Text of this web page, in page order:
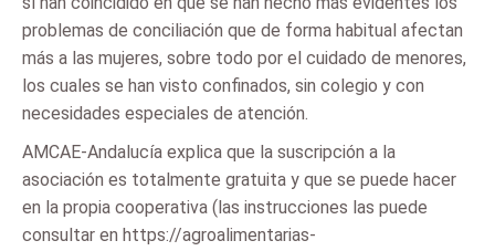
problemas de conciliación que de forma habitual afectan
más a las mujeres, sobre todo por el cuidado de menores,
los cuales se han visto confinados, sin colegio y con
necesidades especiales de atención.
AMCAE-Andalucía explica que la suscripción a la
asociación es totalmente gratuita y que se puede hacer
en la propia cooperativa (las instrucciones las puede
consultar en https://agroalimentarias-